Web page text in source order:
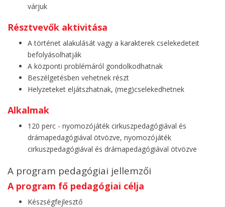
várjuk
Résztvevők aktivitása
A történet alakulását vagy a karakterek cselekedeteit
befolyásolhatják
A központi problémáról gondolkodhatnak
Beszélgetésben vehetnek részt
Helyzeteket eljátszhatnak, (meg)cselekedhetnek
Alkalmak
120 perc - nyomozójáték cirkuszpedagógiával és
drámapedagógiával ötvözve, nyomozójáték
cirkuszpedagógiával és drámapedagógiával ötvözve
A program pedagógiai jellemzői
A program fő pedagógiai célja
Készségfejlesztő